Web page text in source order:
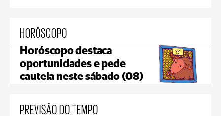
HORÓSCOPO
Horóscopo destaca
oportunidades e pede
cautela neste sábado (08)
PREVISÃO DO TEMPO